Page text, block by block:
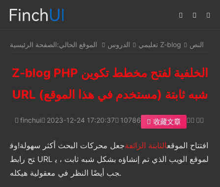
الموقع الحالي:الصفحة الرئيسية الدروس تعليمي Z-blog النص
Z-blog PHP الخلفية لفتح مخطط تكوين
URL شبه ثابتة (مستخدم في هذا الموقع)
finchui 2023-12-24 17:20:37 10786 收藏文章
افتتاح الموقعالثابتة الزائفةجعل محركات البحث أكثر سهولة!وف
تح رابط URL لموقع الويب الذي تم إنشاؤه بشكل شبه ثابت ، ي
جب أيضًا النظر في معقولية هيكله.